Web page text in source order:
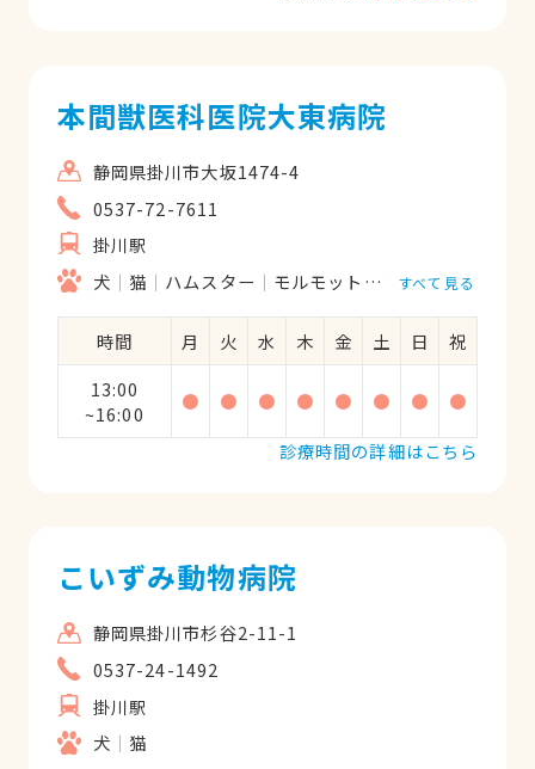
本間獣医科医院大東病院
静岡県掛川市大坂1474-4
0537-72-7611
掛川駅
犬
猫 ハムスター モルモット フェレット
すべて見る
時間 月 火 水 木 金 土 日
祝
13:00
~16:00
● ● ● ● ● ● ●
●
診療時間の詳細はこちら
こいずみ動物病院
静岡県掛川市杉谷2-11-1
0537-24-1492
掛川駅
犬
猫